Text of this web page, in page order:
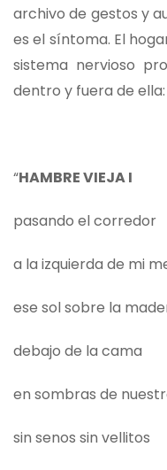
archivo de gestos y
es el síntoma. El
sistema nervioso
dentro y fuera de ella:
“HAMBRE VIEJA I
pasando el corredor
a la izquierda de mi
ese sol sobre la
debajo de la cama
en sombras de
sin senos sin vellitos